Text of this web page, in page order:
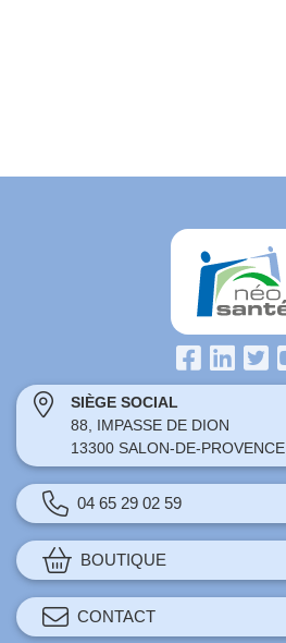
SIÈGE SOCIAL
88, IMPASSE DE DION
13300 SALON-DE-PROVENCE
04 65 29 02 59
BOUTIQUE
CONTACT